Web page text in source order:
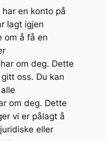
har en konto på
lagt igjen
om å få en
om deg. Dette
oss. Du kan
om deg. Dette
vi er pålagt å
eller